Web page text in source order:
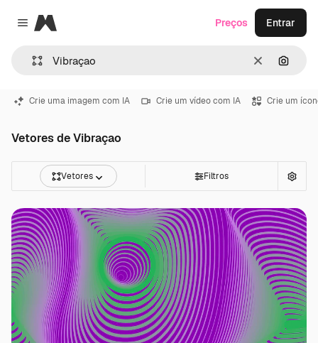
Close menu
Magnific
Limpar
Preços Entrar
Crie uma imagem com IA Crie um vídeo com IA Crie um
Vetores de Vibraçao
Vetores Filtros